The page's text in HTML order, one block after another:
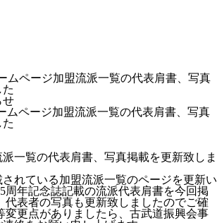
ムページ加盟流派一覧の代表肩書、写真
ムページ加盟流派一覧の代表肩書、写真
一覧の代表肩書、写真掲載を更新致しま
れている加盟流派一覧のページを更新い
周年記念誌記載の流派代表肩書を今回掲
代表者の写真も更新致しましたのでご確
変更点がありましたら、古武道振興会事